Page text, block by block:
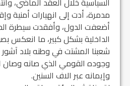
مدمرة، أدت إلى انهيارات أمنية
أضعفت الدول، وأفقدت سيطرة
الداخلية بشكل كبير، ما انعكس
شعبنا المشتت في وطنه بلاد آشور
وجوده القومي الذي صانه وصان
وإيمانه عبر الاف السنين.